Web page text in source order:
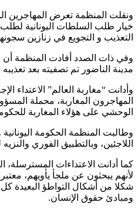
ونقلت المنظمة تعرض المهاجرين
خيار طلب السلطات اليونانية
التعذيب و التجويع في زنازين
وفي ذات الصدد أفادت المنظمة أن
مدينة الناضور تم تصفيته بعد
وأدانت “مغاربة العالم” الاعتداء
المهاجرون المغاربة، محملة
الوحشي على هؤلاء المغاربة للحكومة
وطالبت المنظمة الحكومة اليونانية
اللاجئين، وبالتطبيق الفوري
كما أدانت الاعتداءات المسترسلة،
لأنهم يبحثون عن ملجأ يأويهم،
شكلا من أشكال التواطؤ البعيدة
ومبادئ حقوق الإنسان.